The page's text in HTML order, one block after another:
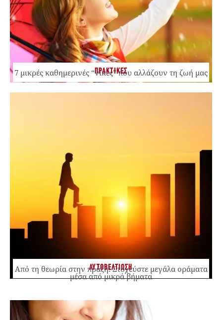
ΠΡΑΚΤΙΚΕΣ
7 μικρές καθημερινές “νίκες” που αλλάζουν τη ζωή μας
ΑΥΤΟΒΕΛΤΙΩΣΗ
Από τη θεωρία στην πράξη: Στοχεύστε μεγάλα οράματα
μέσα από μικρά βήματα